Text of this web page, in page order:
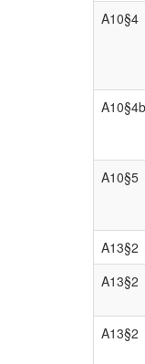
A10§4
A10§5
A13§2
A13§2
A13§2